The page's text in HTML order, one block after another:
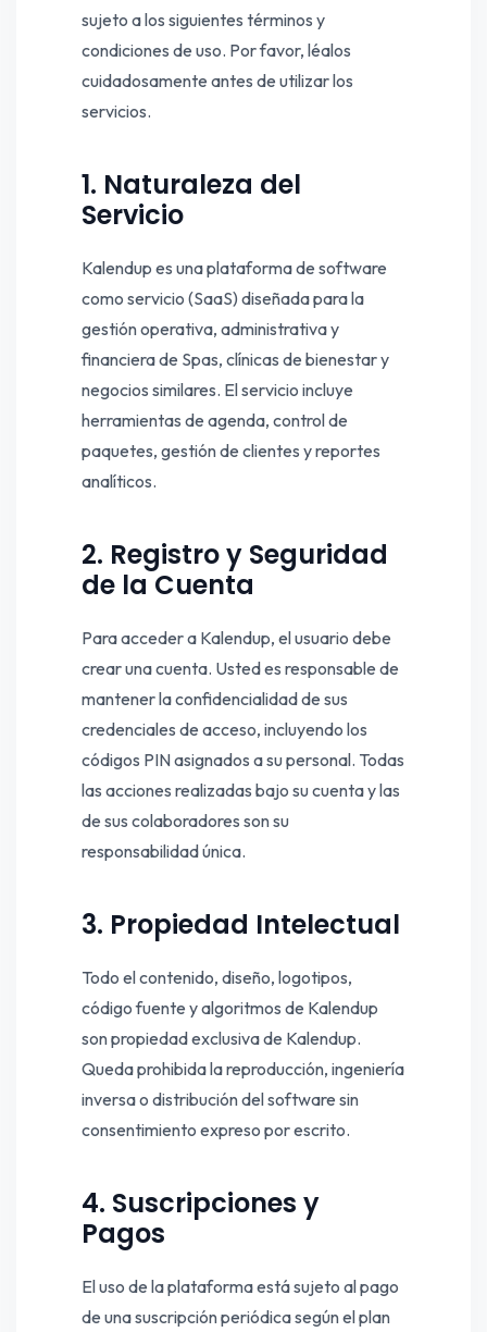
sujeto a los siguientes términos y
condiciones de uso. Por favor, léalos
cuidadosamente antes de utilizar los
servicios.
1. Naturaleza del
Servicio
Kalendup es una plataforma de software
como servicio (SaaS) diseñada para la
gestión operativa, administrativa y
financiera de Spas, clínicas de bienestar y
negocios similares. El servicio incluye
herramientas de agenda, control de
paquetes, gestión de clientes y reportes
analíticos.
2. Registro y Seguridad
de la Cuenta
Para acceder a Kalendup, el usuario debe
crear una cuenta. Usted es responsable de
mantener la confidencialidad de sus
credenciales de acceso, incluyendo los
códigos PIN asignados a su personal. Todas
las acciones realizadas bajo su cuenta y las
de sus colaboradores son su
responsabilidad única.
3. Propiedad Intelectual
Todo el contenido, diseño, logotipos,
código fuente y algoritmos de Kalendup
son propiedad exclusiva de Kalendup.
Queda prohibida la reproducción, ingeniería
inversa o distribución del software sin
consentimiento expreso por escrito.
4. Suscripciones y
Pagos
El uso de la plataforma está sujeto al pago
de una suscripción periódica según el plan